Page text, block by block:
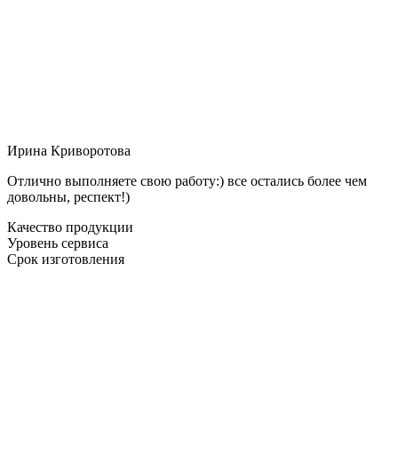
Ирина Криворотова
Отлично выполняете свою работу:) все остались более чем
довольны, респект!)
Качество продукции
Уровень сервиса
Срок изготовления